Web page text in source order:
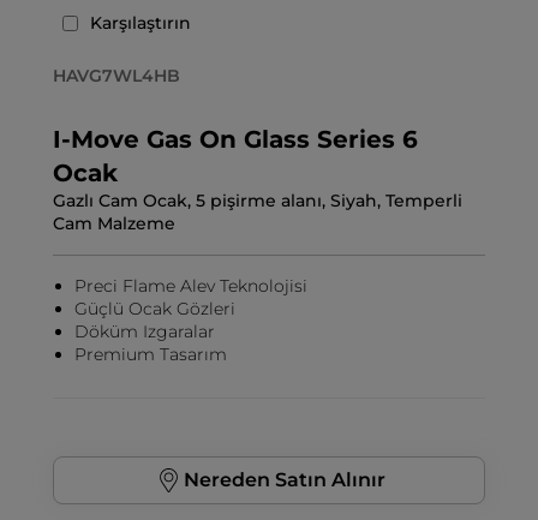
Karşılaştırın
HAVG7WL4HB
I-Move Gas On Glass Series 6
Ocak
Gazlı Cam Ocak, 5 pişirme alanı, Siyah, Temperli
Cam Malzeme
Preci Flame Alev Teknolojisi
Güçlü Ocak Gözleri
Döküm Izgaralar
Premium Tasarım
Nereden Satın Alınır